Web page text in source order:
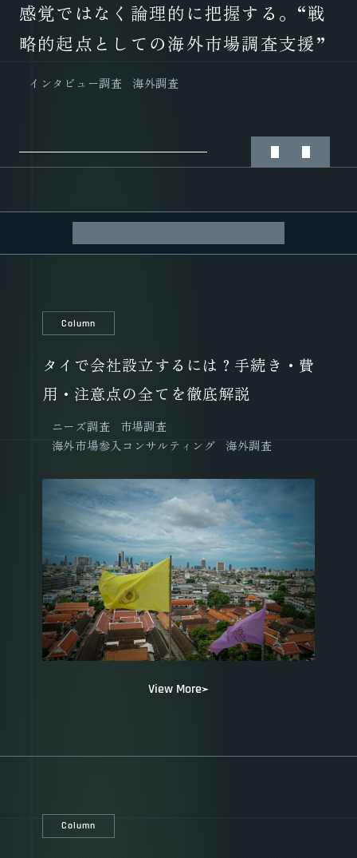
感覚ではなく論理的に把握する。“戦
略的起点としての海外市場調査支援”
インタビュー調査 海外調査
海外市場参入コンサルティング 海外調査 市場調査
インタビュー調査 海外調査
Column
タイで会社設立するには？手続き・費
用・注意点の全てを徹底解説
View More
ニーズ調査
市場調査
海外市場参入コンサルティング
海外調査
Column